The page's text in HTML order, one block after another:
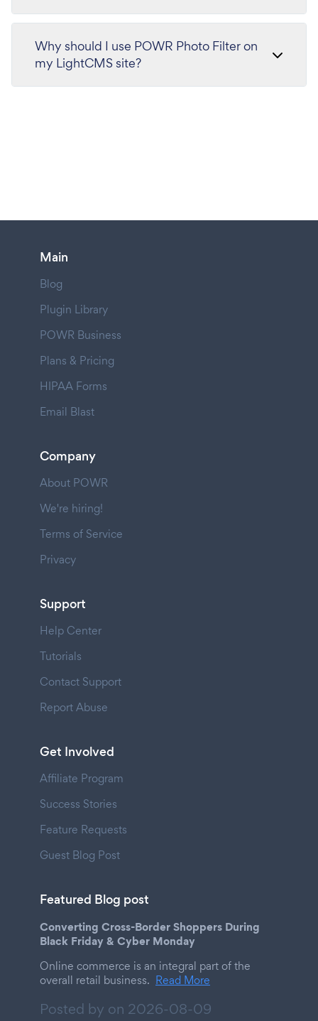
Why should I use POWR Photo Filter on
my LightCMS site?
Main
Blog
Plugin Library
POWR Business
Plans & Pricing
HIPAA Forms
Email Blast
Company
About POWR
We're hiring!
Terms of Service
Privacy
Support
Help Center
Tutorials
Contact Support
Report Abuse
Get Involved
Affiliate Program
Success Stories
Feature Requests
Guest Blog Post
Featured Blog post
Converting Cross-Border Shoppers During
Black Friday & Cyber Monday
Online commerce is an integral part of the
overall retail business. Read More
Posted by on 2026-08-09